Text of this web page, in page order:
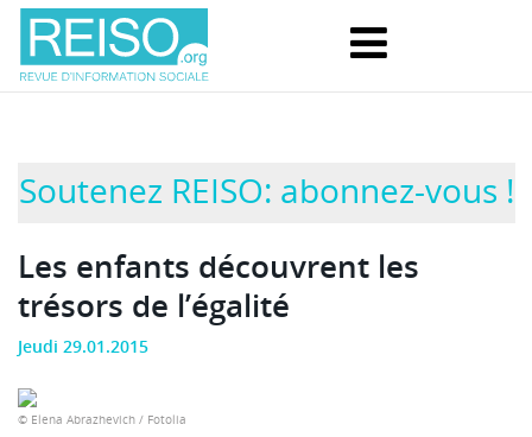
Soutenez REISO: abonnez-vous !
Les enfants découvrent les
trésors de l’égalité
Jeudi 29.01.2015
© Elena Abrazhevich / Fotolia